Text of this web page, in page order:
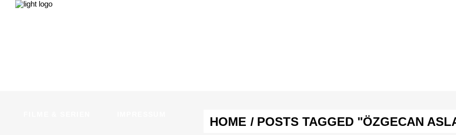
HOME / POSTS TAGGED "ÖZGECAN